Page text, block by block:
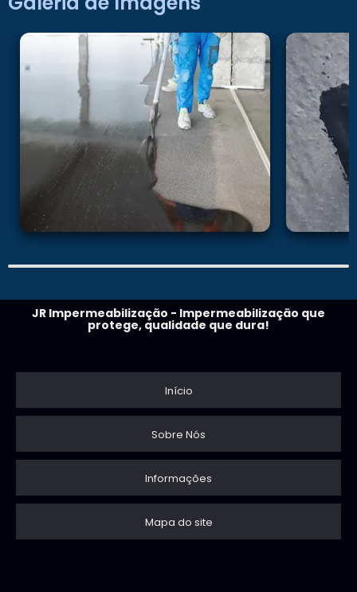
JR Impermeabilização - Impermeabilização que
protege, qualidade que dura!
Início
Sobre Nós
Informações
Mapa do site